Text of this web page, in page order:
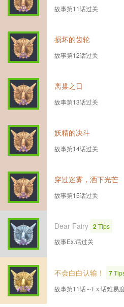
故事第11话过关
损坏的齿轮
故事第12话过关
离巢之日
故事第13话过关
妖精的决斗
故事第14话过关
穿过迷雾，洒下光芒
故事第15话过关
Dear Fairy 2Tips
故事Ex.话过关
不会白白认输！ 7
故事第11话～Ex.话难易